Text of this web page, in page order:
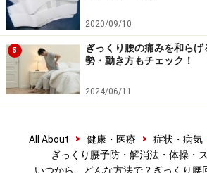
2020/09/10
5
ぎっくり腰の痛みを和ら
勢・動き方もチェック！
2024/06/11
All About > 健康・医療 > 症状・病気
ぎっくり腰予防・解消法・体操・
いつから、どんな方法で？ぎっくり腰